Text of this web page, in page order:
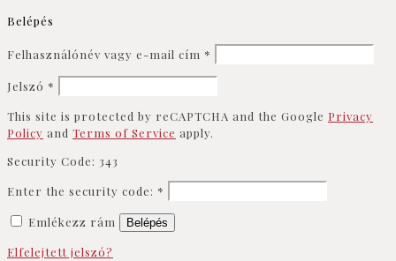
Belépés
Felhasználónév vagy e-mail cím *
Jelszó *
This site is protected by reCAPTCHA and the Google Privacy
Policy and Terms of Service apply.
Security Code: 343
Enter the security code: *
Emlékezz rám Belépés
Elfelejtett jelszó?